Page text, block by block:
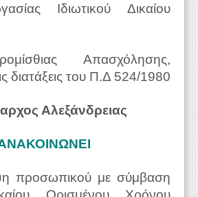
Ιδιωτικού Δικαίου
Απασχόλησης,
διατάξεις του Π.Δ 524/1980
Αλεξάνδρειας
προσωπικού με σύμβαση